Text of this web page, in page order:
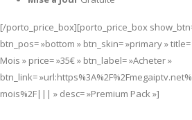
[/porto_price_box][porto_price_box
btn_pos= »bottom » btn_skin= »primary » title=
Mois » price= »35€ » btn_label= »Acheter »
btn_link=
mois%2F||| » desc= »Premium Pack »]